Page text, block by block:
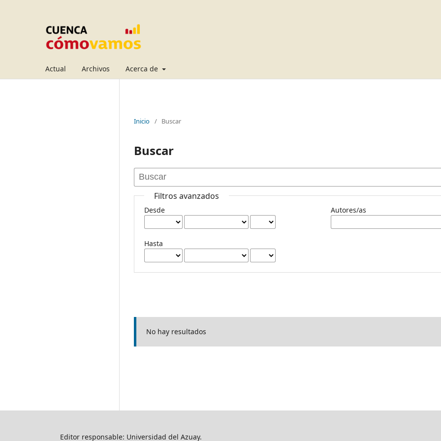
Actual Archivos Acerca de
Inicio / Buscar
Buscar
Filtros avanzados
Desde
Hasta
Autores/as
No hay resultados
Editor responsable: Universidad del Azuay.